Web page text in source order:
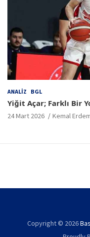
ANALIZ BGL
Yiğit Açar; Farklı Bir
24 Mart 2026 Kemal
Copyright © 2026